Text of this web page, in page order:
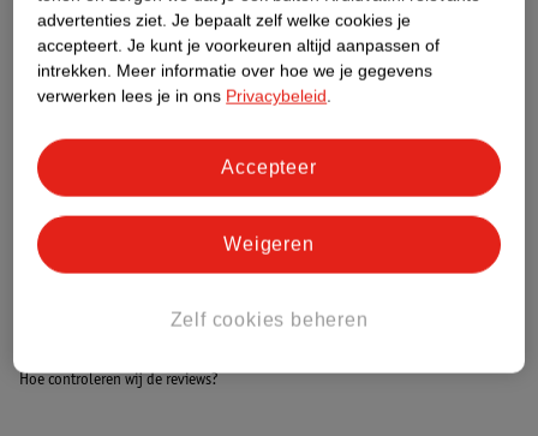
Dit product heeft (nog) geen Nature
Impact Score.
Meer informatie
Bestel & Bezorginformatie
Bekijk ook
Alle Zonnebrand stick
Hoe controleren wij de reviews?
advertenties ziet. Je bepaalt zelf welke cookies je
accepteert. Je kunt je voorkeuren altijd aanpassen of
intrekken. Meer informatie over hoe we je gegevens
verwerken lees je in ons Privacybeleid.
Zelf cookies beheren
Weigeren
Accepteer